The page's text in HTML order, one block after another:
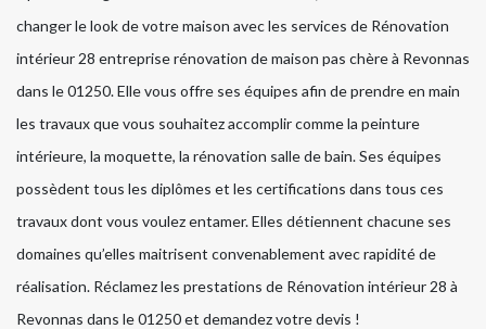
changer le look de votre maison avec les services de Rénovation
intérieur 28 entreprise rénovation de maison pas chère à Revonnas
dans le 01250. Elle vous offre ses équipes afin de prendre en main
les travaux que vous souhaitez accomplir comme la peinture
intérieure, la moquette, la rénovation salle de bain. Ses équipes
possèdent tous les diplômes et les certifications dans tous ces
travaux dont vous voulez entamer. Elles détiennent chacune ses
domaines qu’elles maitrisent convenablement avec rapidité de
réalisation. Réclamez les prestations de Rénovation intérieur 28 à
Revonnas dans le 01250 et demandez votre devis !